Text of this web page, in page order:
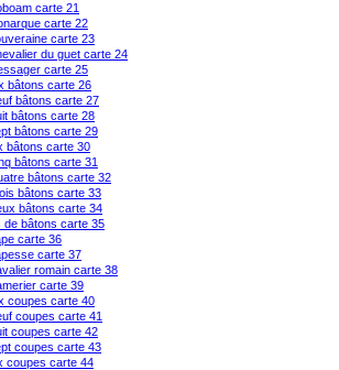
carte 21
carte 22
carte 23
du guet carte 24
carte 25
bâtons carte 26
bâtons carte 27
bâtons carte 28
bâtons carte 29
bâtons carte 30
bâtons carte 31
bâtons carte 32
bâtons carte 33
bâtons carte 34
de bâtons carte 35
carte 36
carte 37
romain carte 38
carte 39
coupes carte 40
coupes carte 41
coupes carte 42
coupes carte 43
coupes carte 44